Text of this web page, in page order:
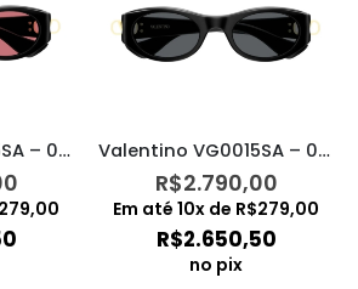
Valentino VG0015SA – 002
279,00
Valentino VG0015SA – 001
R$2.790,00
Em até 10x de R$279,00
R$2.650,50
no pix